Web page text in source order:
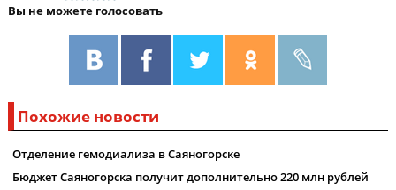
Вы не можете голосовать
Похожие новости
Отделение гемодиализа в Саяногорске
Бюджет Саяногорска получит дополнительно 220 млн рублей